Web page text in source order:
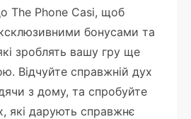
The Phone Casi, щоб
бонусами та
зроблять вашу гру ще
Відчуйте справжній дух
з дому, та спробуйте
які дарують справжнє